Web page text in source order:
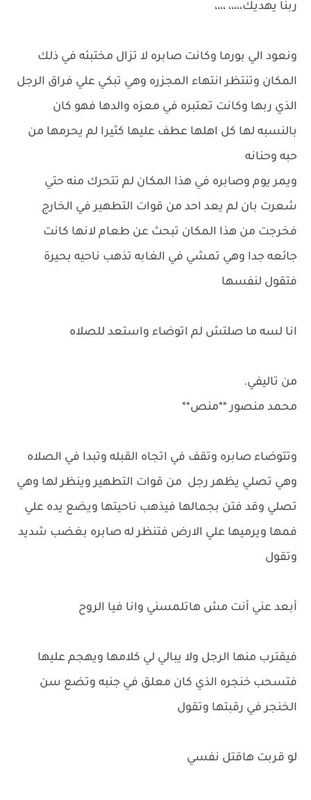
ربنا يهديك،،،،، ،،،،
ونعود الي بورما وكانت صابره لا تزال مختبئه في ذلك
المكان وتنتظر انتهاء المجزره وهي تبكي علي فراق الرجل
الذي ربها وكانت تعتبره في معزه والدها فهو كان
بالنسبه لها كل اهلها عطف عليها كثيرا لم يحرمها من
حبه وحنانه
ويمر يوم وصابره في هذا المكان لم تتحرك منه حتي
شعرت بان لم يعد احد من قوات التطهير في الخارج
فخرجت من هذا المكان تبحث عن طعام لانها كانت
جائعه جدا وهي تمشي في الغابه تذهب ناحيه بحيرة
فتقول لنفسها
انا لسه ما صلتش لم اتوضاء واستعد للصلاه
من تاليفي.
محمد منصور **منص**
وتتوضاء صابره وتقف في اتجاه القبله وتبدا في الصلاه
وهي تصلي يظهر رجل من قوات التطهير وينظر لها وهي
تصلي وقد فتن بجمالها فيذهب ناحيتها ويضع يده علي
فمها ويرميها علي الارض فتنظر له صابره بغضب شديد
وتقول
أبعد عني أنت مش هاتلمسني وانا فيا الروح
فيقترب منها الرجل ولا يبالي لي كلامها ويهجم عليها
فتسحب خنجره الذي كان معلق في جنبه وتضع سن
الخنجر في رقبتها وتقول
لو قربت هاقتل نفسي